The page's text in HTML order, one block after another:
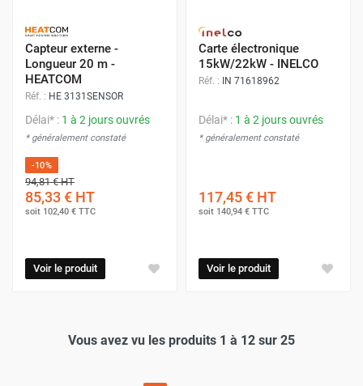
Capteur externe -
Longueur 20 m -
HEATCOM
Réf. : HE 3131SENSOR
Délai* : 1 à 2 jours ouvrés
* généralement constaté
-10%
94,81 €HT
85,33 € HT
soit 102,40 € TTC
Voir le produit
Carte électronique
15kW/22kW - INELCO
Réf. : IN 71618962
Délai* : 1 à 2 jours ouvrés
* généralement constaté
117,45 € HT
soit 140,94 € TTC
Voir le produit
Vous avez vu les produits 1 à 12 sur 25